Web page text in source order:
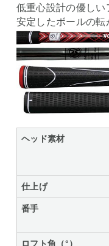
低重心設計の優しい
安定したボールの転
ヘッド素材
仕上げ
番手
ロフト角（°）